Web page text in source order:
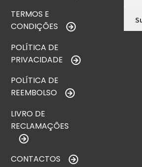
TERMOS E
CONDIÇÕES
POLÍTICA DE
PRIVACIDADE
POLÍTICA DE
REEMBOLSO
LIVRO DE
RECLAMAÇÕES
CONTACTOS